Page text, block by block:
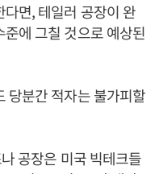
면, 테일러 공장이 완
에 그칠 것으로 예상된
당분간 적자는 불가피할
공장은 미국 빅테크들